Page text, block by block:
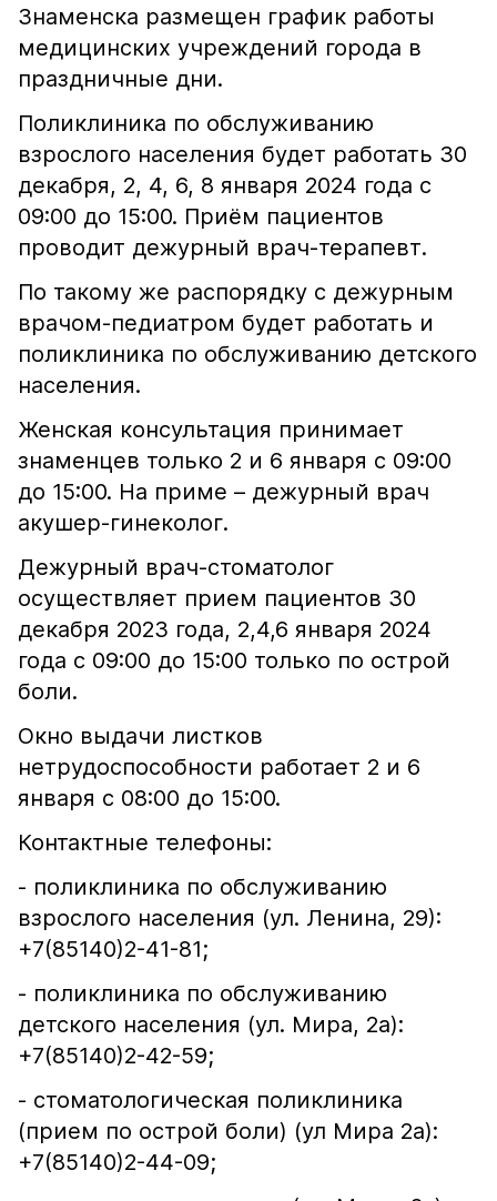
Знаменска размещен график работы
медицинских учреждений города в
праздничные дни.
Поликлиника по обслуживанию
взрослого населения будет работать 30
декабря, 2, 4, 6, 8 января 2024 года с
09:00 до 15:00. Приём пациентов
проводит дежурный врач-терапевт.
По такому же распорядку с дежурным
врачом-педиатром будет работать и
поликлиника по обслуживанию детского
населения.
Женская консультация принимает
знаменцев только 2 и 6 января с 09:00
до 15:00. На приме – дежурный врач
акушер-гинеколог.
Дежурный врач-стоматолог
осуществляет прием пациентов 30
декабря 2023 года, 2,4,6 января 2024
года с 09:00 до 15:00 только по острой
боли.
Окно выдачи листков
нетрудоспособности работает 2 и 6
января с 08:00 до 15:00.
Контактные телефоны:
- поликлиника по обслуживанию
взрослого населения (ул. Ленина, 29):
+7(85140)2-41-81;
- поликлиника по обслуживанию
детского населения (ул. Мира, 2а):
+7(85140)2-42-59;
- стоматологическая поликлиника
(прием по острой боли) (ул Мира 2а):
+7(85140)2-44-09;